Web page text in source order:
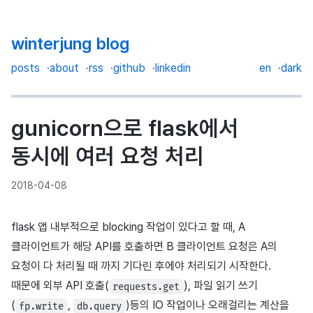
winterjung blog
posts about rss github linkedin en dark
gunicorn으로 flask에서
동시에 여러 요청 처리
2018-04-08
flask 앱 내부적으로 blocking 작업이 있다고 할 때, A
클라이언트가 해당 API를 호출하면 B 클라이언트 요청은 A의
요청이 다 처리될 때 까지 기다린 후에야 처리되기 시작한다.
때문에 외부 API 호출( requests.get ), 파일 읽기 쓰기
( fp.write , db.query )등의 IO 작업이나 오래걸리는 계산을